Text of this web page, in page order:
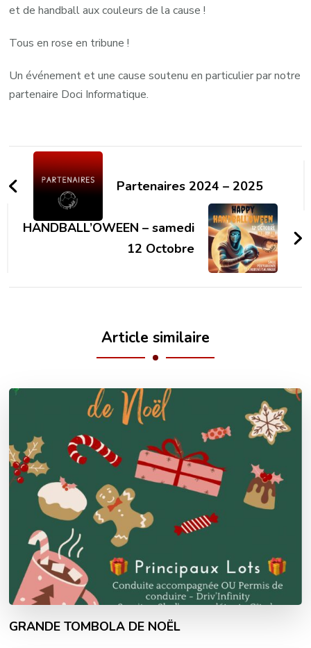
et de handball aux couleurs de la cause !
Tous en rose en tribune !
Un événement et une cause soutenu en particulier par notre
partenaire Doci Informatique.
Partenaires 2024 – 2025
HANDBALL’OWEEN – samedi
12 Octobre
Article similaire
GRANDE TOMBOLA DE NOËL